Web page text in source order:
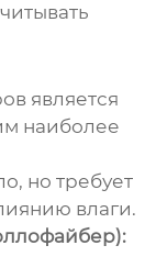
является
наиболее
но требует
влаги.